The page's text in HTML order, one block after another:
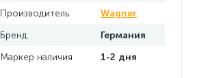
Производитель
Wagner
Бренд
Германия
Маркер наличия
1-2 дня